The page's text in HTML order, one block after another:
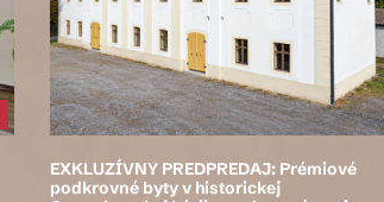
EXKLUZÍVNY PREDPREDAJ: Prémiové
podkrovné byty v historickej